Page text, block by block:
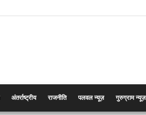
अंतर्राष्ट्रीय राजनीति पलवल न्यूज़ गुरुग्राम न्यूज़